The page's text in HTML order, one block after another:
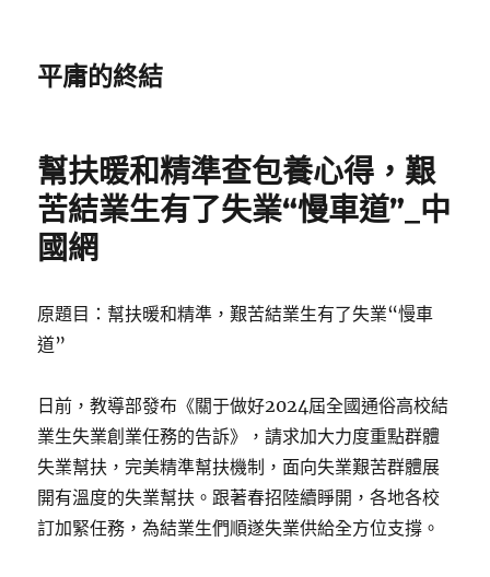
平庸的終結
幫扶暖和精準查包養心得，艱
苦結業生有了失業“慢車道”_中
國網
原題目：幫扶暖和精準，艱苦結業生有了失業“慢車
道”
日前，教導部發布《關于做好2024屆全國通俗高校結
業生失業創業任務的告訴》，請求加大力度重點群體
失業幫扶，完美精準幫扶機制，面向失業艱苦群體展
開有溫度的失業幫扶。跟著春招陸續睜開，各地各校
訂加緊任務，為結業生們順遂失業供給全方位支撐。